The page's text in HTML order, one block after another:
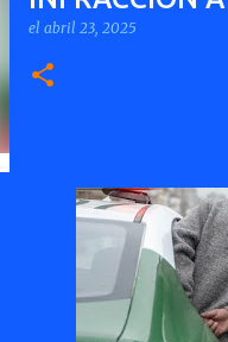
el abril 23, 2025